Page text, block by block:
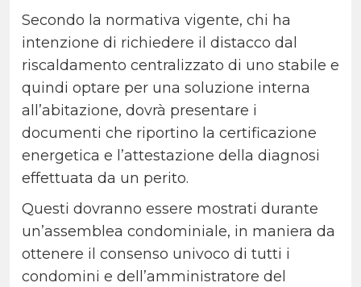
Secondo la normativa vigente, chi ha
intenzione di richiedere il distacco dal
riscaldamento centralizzato di uno stabile e
quindi optare per una soluzione interna
all’abitazione, dovrà presentare i
documenti che riportino la certificazione
energetica e l’attestazione della diagnosi
effettuata da un perito.
Questi dovranno essere mostrati durante
un’assemblea condominiale, in maniera da
ottenere il consenso univoco di tutti i
condomini e dell’amministratore del